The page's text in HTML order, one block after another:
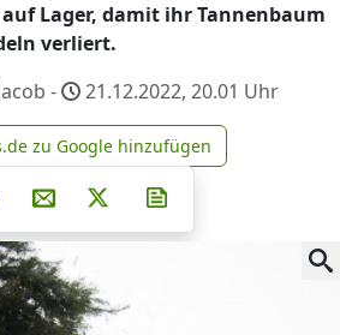
Lager, damit ihr Tannenbaum
verliert.
-
21.12.2022, 20.01 Uhr
news.de zu Google
zu Google hinzufügen
Teilen auf Facebook
Teilen auf Whatsapp
Teilen auf Telegram
auf Pinterest
Per E-Mail teilen
Post auf X